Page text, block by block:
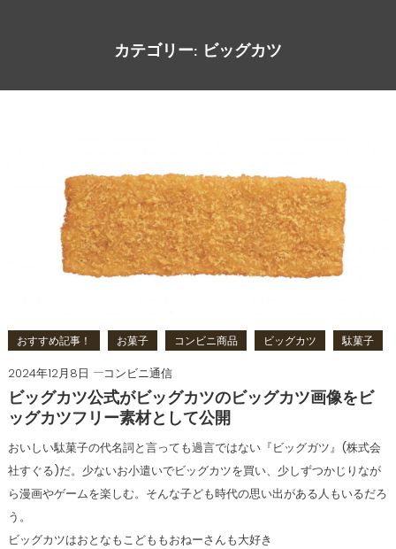
カテゴリー: ビッグカツ
おすすめ記事！ お菓子 コンビニ商品 ビッグカツ 駄菓子
2024年12月8日
コンビニ通信
ビッグカツ公式がビッグカツのビッグカツ画像をビ
ッグカツフリー素材として公開
おいしい駄菓子の代名詞と言っても過言ではない『ビッグガツ』(株式会
社すぐる)だ。少ないお小遣いでビッグカツを買い、少しずつかじりなが
ら漫画やゲームを楽しむ。そんな子ども時代の思い出がある人もいるだろ
う。
ビッグカツはおとなもこどももおねーさんも大好き